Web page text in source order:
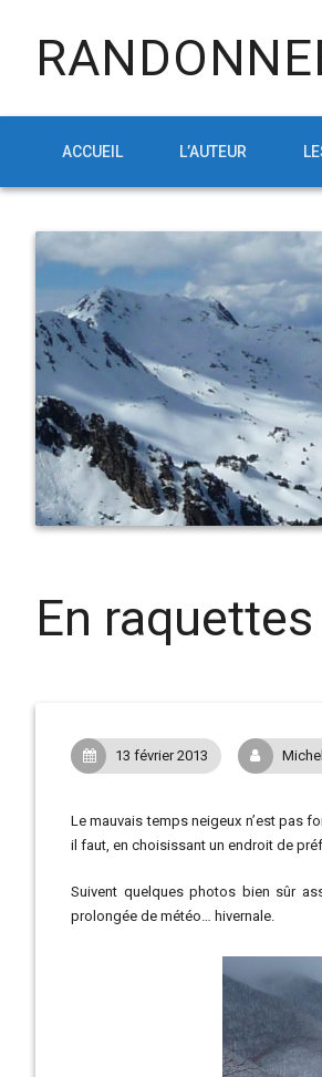
ACCUEIL L’AUTEUR
En
13 février 2013
Le mauvais temps neigeux n’est pas
il faut, en choisissant un endroit de
Suivent quelques photos bien sûr
prolongée de météo… hivernale.